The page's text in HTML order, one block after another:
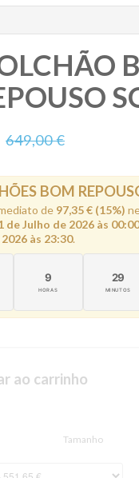
649,00 €
BOM
de 97,35 € (15%)
de Julho de 2026 às 00:00
às 23:30.
9
HORAS
29
MINUTOS
ao carrinho
Tamanho